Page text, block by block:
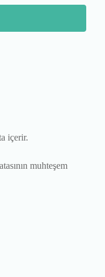
içerir.
muhteşem